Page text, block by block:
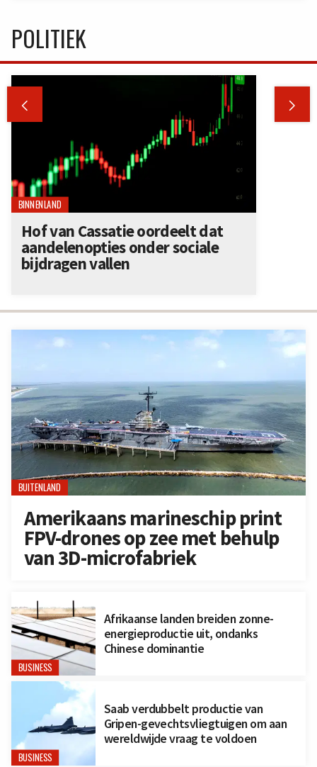
BUITENLAND
Amerikaans marineschip print
FPV-drones op zee met behulp
van 3D-microfabriek
BUSINESS
Afrikaanse landen breiden zonne-
energieproductie uit, ondanks
Chinese dominantie
BUSINESS
Saab verdubbelt productie van
Gripen-gevechtsvliegtuigen om aan
wereldwijde vraag te voldoen
POLITIEK
 
BINNENLAND
Hof van Cassatie oordeelt dat
aandelenopties onder sociale
bijdragen vallen